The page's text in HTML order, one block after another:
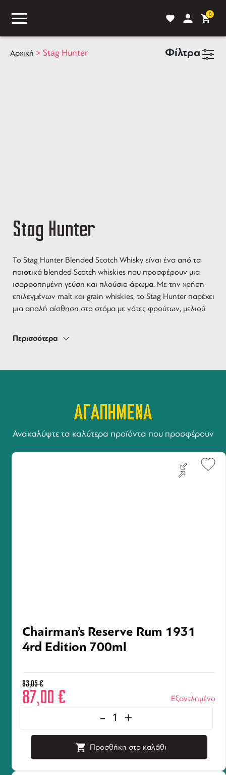
0
Αρχική > Stag Hunter Φίλτρα
Stag Hunter
Το Stag Hunter Blended Scotch Whisky είναι ένα από τα
ποιοτικά blended Scotch whiskies που προσφέρουν μια
ισορροπημένη γεύση και πλούσιο άρωμα. Με την χρήση
επιλεγμένων malt και grain whiskies, το Stag Hunter παρέχει
μια απαλή αίσθηση στο στόμα με νότες φρούτων, μελιού
του είναι μακρά και ικανοποιητική. Είναι ένα ιδανικό
blended Scotch για να απολαμβάνετε σκέτο ή σε διάφορα
Περισσότερα
ΑΓΑΠΗΜΕΝΑ
Ανακαλύψτε τα καλύτερα προϊόντα που προσφέρουν
Chairman’s Reserve Rum 1931
4rd Edition 700ml
93,05€
87,00 € Εξαντλημένο
- +
Προσθήκη στο καλάθι